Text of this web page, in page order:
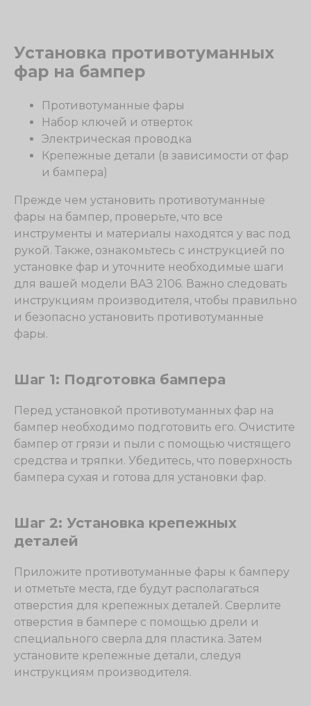
Установка противотуманных
фар на бампер
Противотуманные фары
Набор ключей и отверток
Электрическая проводка
Крепежные детали (в зависимости от фар
и бампера)
Прежде чем установить противотуманные
фары на бампер, проверьте, что все
инструменты и материалы находятся у вас под
рукой. Также, ознакомьтесь с инструкцией по
установке фар и уточните необходимые шаги
для вашей модели ВАЗ 2106. Важно следовать
инструкциям производителя, чтобы правильно
и безопасно установить противотуманные
фары.
Шаг 1: Подготовка бампера
Перед установкой противотуманных фар на
бампер необходимо подготовить его. Очистите
бампер от грязи и пыли с помощью чистящего
средства и тряпки. Убедитесь, что поверхность
бампера сухая и готова для установки фар.
Шаг 2: Установка крепежных
деталей
Приложите противотуманные фары к бамперу
и отметьте места, где будут располагаться
отверстия для крепежных деталей. Сверлите
отверстия в бампере с помощью дрели и
специального сверла для пластика. Затем
установите крепежные детали, следуя
инструкциям производителя.